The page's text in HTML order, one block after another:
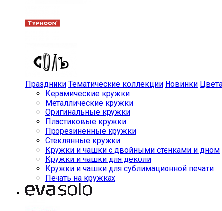
Праздники Тематические коллекции Новинки Цвета
Керамические кружки
Металлические кружки
Оригинальные кружки
Пластиковые кружки
Прорезиненные кружки
Стеклянные кружки
Кружки и чашки с двойными стенками и дном
Кружки и чашки для деколи
Кружки и чашки для сублимационной печати
Печать на кружках